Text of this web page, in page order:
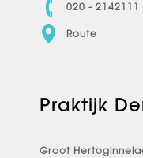
020 - 2142111
Route
Praktijk
Groot